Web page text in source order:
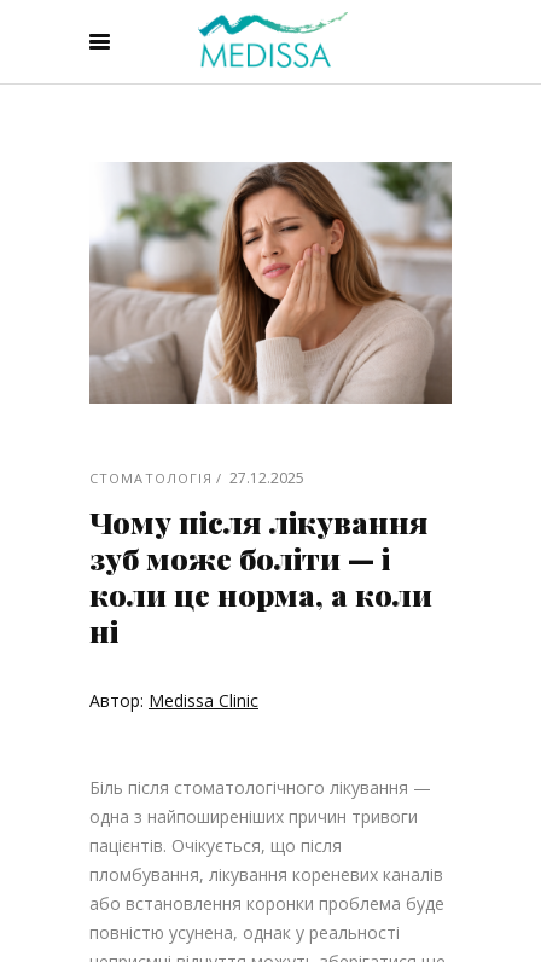
СТОМАТОЛОГІЯ 27.12.2025
Чому після лікування
зуб може боліти — і
коли це норма, а коли
ні
Автор: Medissa Clinic
Біль після стоматологічного лікування —
одна з найпоширеніших причин тривоги
пацієнтів. Очікується, що після
пломбування, лікування кореневих каналів
або встановлення коронки проблема буде
повністю усунена, однак у реальності